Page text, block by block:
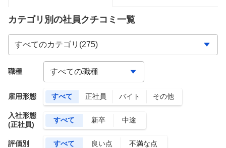
カテゴリ別の社員クチコミ一覧
雇用形態 すべて 正社員 バイト その他
入社形態
(正社員)
すべて 新卒 中途
評価別 すべて 良い点 不満な点
職種